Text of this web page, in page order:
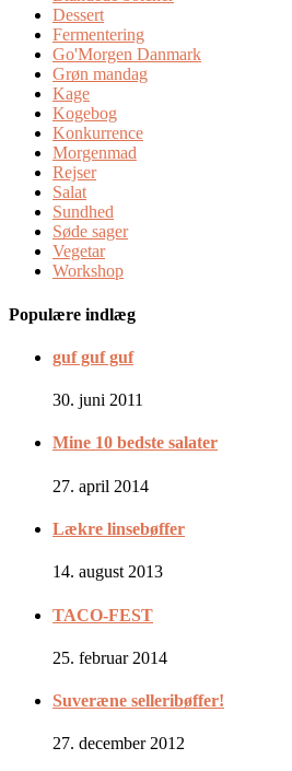
Dessert
Fermentering
Go'Morgen Danmark
Grøn mandag
Kage
Kogebog
Konkurrence
Morgenmad
Rejser
Salat
Sundhed
Søde sager
Vegetar
Workshop
Populære indlæg
guf guf guf
30. juni 2011
Mine 10 bedste salater
27. april 2014
Lækre linsebøffer
14. august 2013
TACO-FEST
25. februar 2014
Suveræne selleribøffer!
27. december 2012